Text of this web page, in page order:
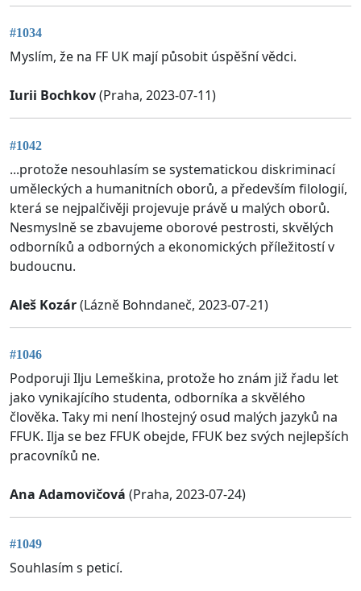
#1034
Myslím, že na FF UK mají působit úspěšní vědci.
Iurii Bochkov(Praha, 2023-07-11)
#1042
...protože nesouhlasím se systematickou diskriminací
uměleckých a humanitních oborů, a především filologií,
která se nejpalčivěji projevuje právě u malých oborů.
Nesmyslně se zbavujeme oborové pestrosti, skvělých
odborníků a odborných a ekonomických příležitostí v
budoucnu.
Aleš Kozár(Lázně Bohndaneč, 2023-07-21)
#1046
Podporuji Ilju Lemeškina, protože ho znám již řadu let
jako vynikajícího studenta, odborníka a skvělého
člověka. Taky mi není lhostejný osud malých jazyků na
FFUK. Ilja se bez FFUK obejde, FFUK bez svých nejlepších
pracovníků ne.
Ana Adamovičová (Praha, 2023-07-24)
#1049
Souhlasím s peticí.